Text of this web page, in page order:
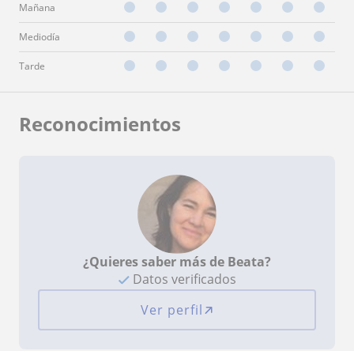
Mañana
Mediodía
Tarde
Reconocimientos
¿Quieres saber más de Beata?
Datos verificados
Ver perfil